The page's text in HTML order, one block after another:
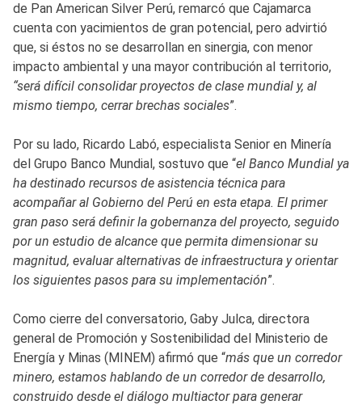
de Pan American Silver Perú, remarcó que Cajamarca
cuenta con yacimientos de gran potencial, pero advirtió
que, si éstos no se desarrollan en sinergia, con menor
impacto ambiental y una mayor contribución al territorio,
“será difícil consolidar proyectos de clase mundial y, al
mismo tiempo, cerrar brechas sociales”.
Por su lado, Ricardo Labó, especialista Senior en Minería
del Grupo Banco Mundial, sostuvo que “el Banco Mundial ya
ha destinado recursos de asistencia técnica para
acompañar al Gobierno del Perú en esta etapa. El primer
gran paso será definir la gobernanza del proyecto, seguido
por un estudio de alcance que permita dimensionar su
magnitud, evaluar alternativas de infraestructura y orientar
los siguientes pasos para su implementación”.
Como cierre del conversatorio, Gaby Julca, directora
general de Promoción y Sostenibilidad del Ministerio de
Energía y Minas (MINEM) afirmó que “más que un corredor
minero, estamos hablando de un corredor de desarrollo,
construido desde el diálogo multiactor para generar